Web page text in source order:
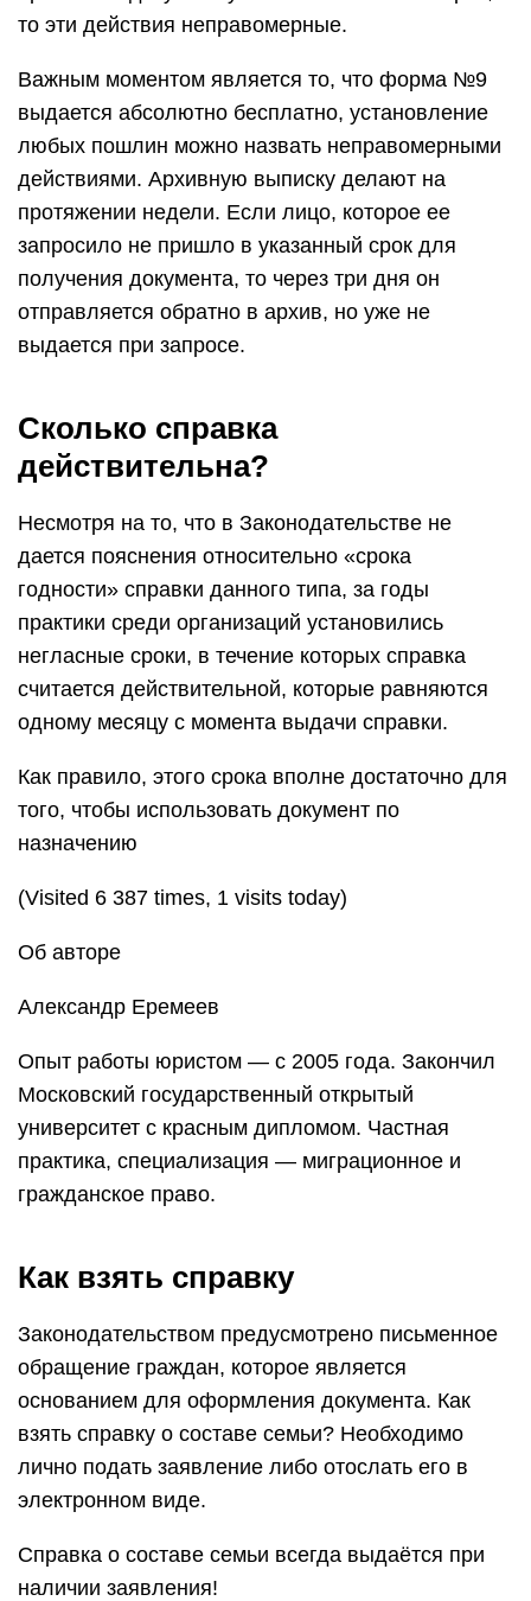
то эти действия неправомерные.
Важным моментом является то, что форма №9
выдается абсолютно бесплатно, установление
любых пошлин можно назвать неправомерными
действиями. Архивную выписку делают на
протяжении недели. Если лицо, которое ее
запросило не пришло в указанный срок для
получения документа, то через три дня он
отправляется обратно в архив, но уже не
выдается при запросе.
Сколько справка
действительна?
Несмотря на то, что в Законодательстве не
дается пояснения относительно «срока
годности» справки данного типа, за годы
практики среди организаций установились
негласные сроки, в течение которых справка
считается действительной, которые равняются
одному месяцу с момента выдачи справки.
Как правило, этого срока вполне достаточно для
того, чтобы использовать документ по
назначению
(Visited 6 387 times, 1 visits today)
Об авторе
Александр Еремеев
Опыт работы юристом — с 2005 года. Закончил
Московский государственный открытый
университет с красным дипломом. Частная
практика, специализация — миграционное и
гражданское право.
Как взять справку
Законодательством предусмотрено письменное
обращение граждан, которое является
основанием для оформления документа. Как
взять справку о составе семьи? Необходимо
лично подать заявление либо отослать его в
электронном виде.
Справка о составе семьи всегда выдаётся при
наличии заявления!